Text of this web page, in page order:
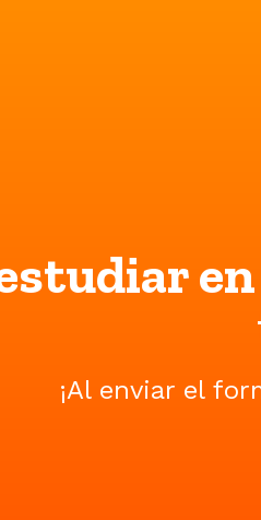
¡Al enviar el